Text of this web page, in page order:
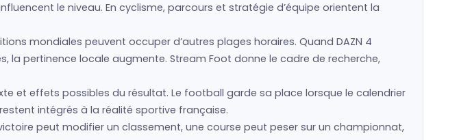
le niveau. En cyclisme, parcours et stratégie d’équipe orientent la
mondiales peuvent occuper d’autres plages horaires. Quand DAZN 4
pertinence locale augmente. Stream Foot donne le cadre de recherche,
et effets possibles du résultat. Le football garde sa place lorsque le calendrier
intégrés à la réalité sportive française.
peut modifier un classement, une course peut peser sur un championnat,